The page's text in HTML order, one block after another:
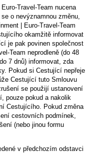
Travel-Team nucena
o nevýznamnou změnu,
| Euro-Travel-Team
okamžitě informovat
je pak povinen společnost
Team neprodleně (do 48
7 dnů) informovat, zda
Pokud si Cestující nepřeje
Cestující tuto Smlouvu
se použijí ustanovení
pouze pokud a nakolik
Cestujícího. Pokud změna
cestovních podmínek,
(nebo jinou formu
v předchozím odstavci